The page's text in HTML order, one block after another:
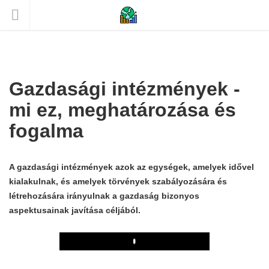
Gazdasági intézmények -
mi ez, meghatározása és
fogalma
A gazdasági intézmények azok az egységek, amelyek idővel
kialakulnak, és amelyek törvények szabályozására és
létrehozására irányulnak a gazdaság bizonyos
aspektusainak javítása céljából.
Play